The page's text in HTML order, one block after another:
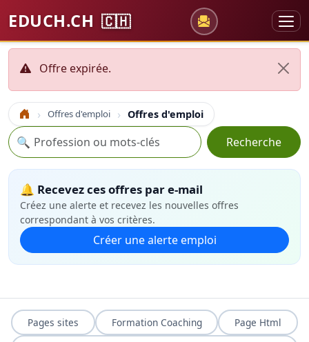
EDUCH.CH 🇨🇭
Offre expirée.
Accueil Offres d'emploi Offres d'emploi
Recherche
🔍 Recherche
🔔 Recevez ces offres par e-mail
Créez une alerte et recevez les nouvelles offres
correspondant à vos critères.
Créer une alerte emploi
Pages sites Formation Coaching
Page Html